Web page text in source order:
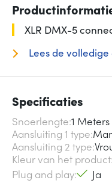
XLR DMX-5
Lees de
Specificaties
Snoerlengte 1 Meters
Aansluiting 1 type
Aansluiting 2 type
Kleur van het product
Plug and play
Ja